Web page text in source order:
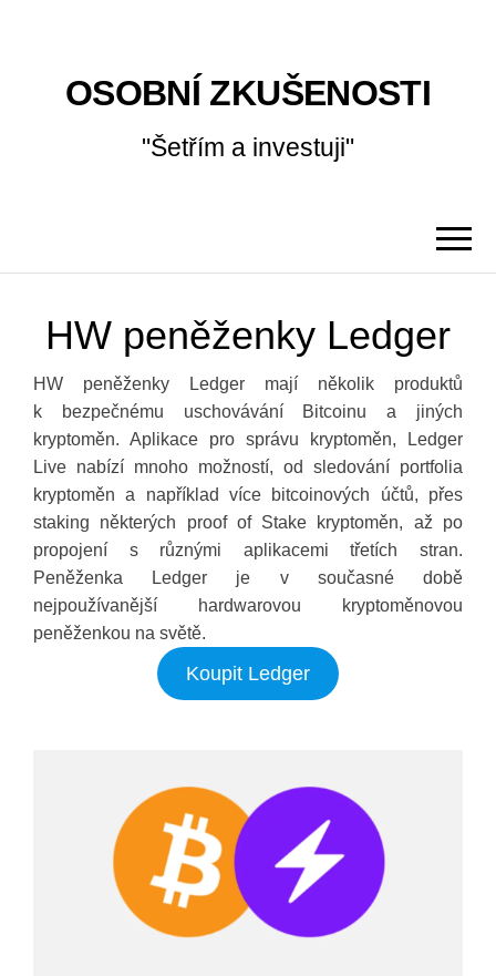
OSOBNÍ ZKUŠENOSTI
"Šetřím a investuji"
HW peněženky Ledger
HW peněženky Ledger mají několik produktů
k bezpečnému uschovávání Bitcoinu a jiných
kryptoměn. Aplikace pro správu kryptoměn, Ledger
Live nabízí mnoho možností, od sledování portfolia
kryptoměn a například více bitcoinových účtů, přes
staking některých proof of Stake kryptoměn, až po
propojení s různými aplikacemi třetích stran.
Peněženka Ledger je v současné době
nejpoužívanější hardwarovou kryptoměnovou
peněženkou na světě.
Koupit Ledger